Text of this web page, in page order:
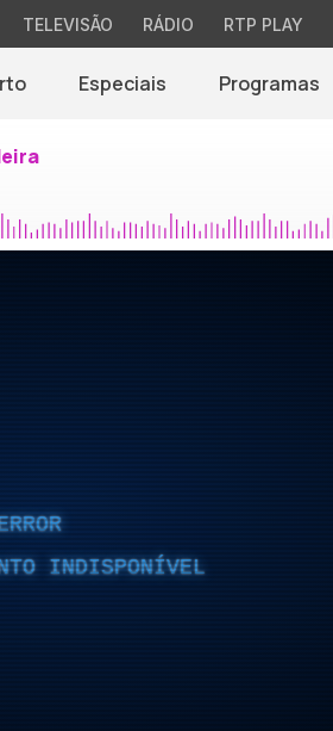
TELEVISÃO RÁDIO RTP PLAY
Especiais Programas
INDISPONÍVEL